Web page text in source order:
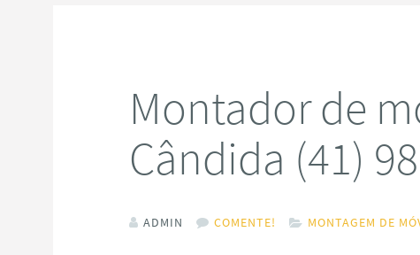
Montador de
Cândida (41)
ADMIN COMENTE! MONTAGEM DE